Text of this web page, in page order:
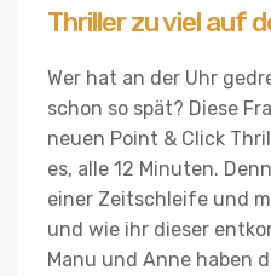
Thriller zu viel auf
Wer hat an der Uhr
schon so spät? Diese
neuen Point & Click
es, alle 12 Minuten.
einer Zeitschleife und
und wie ihr dieser
Manu und Anne haben